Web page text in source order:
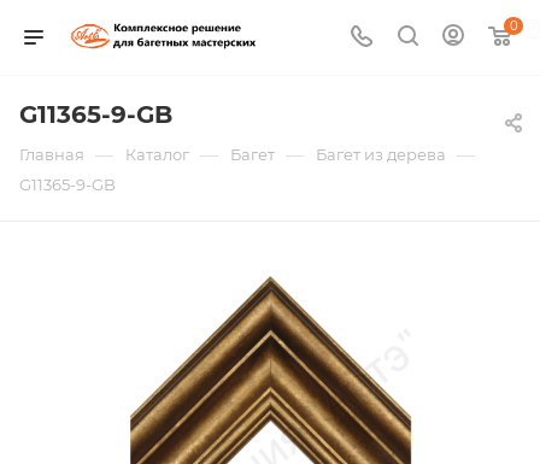
0
G11365-9-GB
Главная — Каталог — Багет — Багет из дерева —
G11365-9-GB